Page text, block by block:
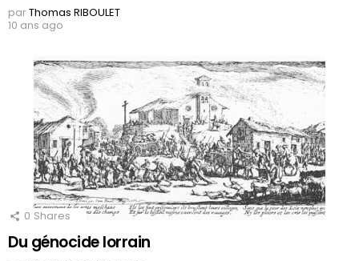
parThomas RIBOULET
10 ans ago
0 Shares
Du génocide lorrain